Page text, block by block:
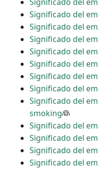
Significado del
Significado del
Significado del
Significado del
Significado del
Significado del
Significado del
Significado del
smoking👰
Significado del
Significado del
Significado del
Significado del